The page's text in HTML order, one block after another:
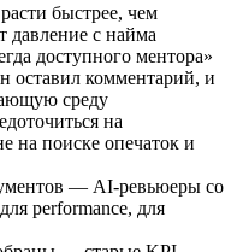
быстрее, чем
давление с найма
доступного ментора»
оставил комментарий, и
среду
на
на поиске опечаток и
— AI-ревьюеры со
performance, для